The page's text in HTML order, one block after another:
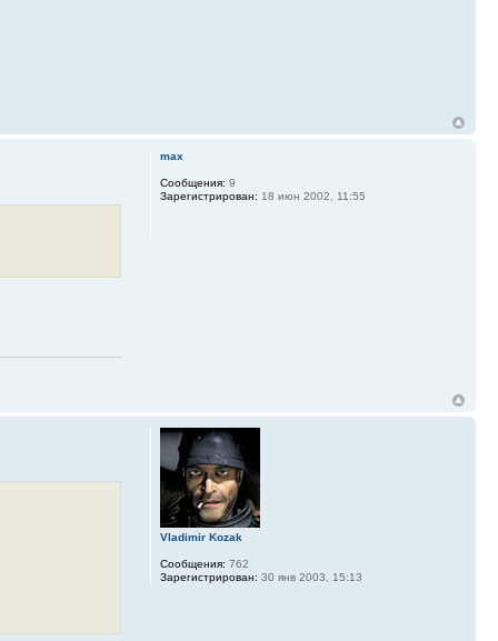
max
Сообщения: 9
Зарегистрирован: 18 июн 2002, 11:55
Vladimir Kozak
Сообщения: 762
Зарегистрирован: 30 янв 2003, 15:13